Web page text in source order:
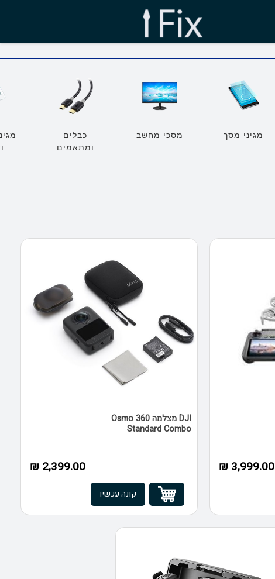
מגיני מסך מסכי מחשב
כבלים
ומתאמים
3,999.00 ₪
DJI מצלמה Osmo 360
Standard Combo
2,399.00 ₪
קונה עכשיו